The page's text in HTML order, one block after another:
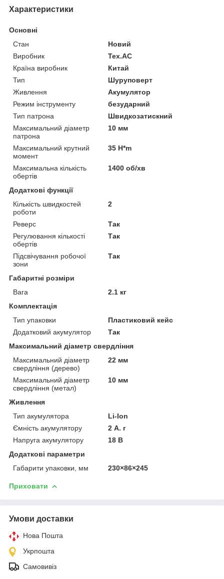
Характеристики
Основні
Стан
Новий
Виробник
Tex.AC
Країна виробник
Китай
Тип
Шуруповерт
Живлення
Акумулятор
Режим інструменту
безударний
Тип патрона
Швидкозатискний
Максимальний діаметр
патрона
10 мм
Максимальний крутний
момент
35 H*m
Максимальна кількість
обертів
1400 об/хв
Додаткові функції
Кількість швидкостей
роботи
2
Реверс
Так
Регулювання кількості
обертів
Так
Підсвічування робочої
зони
Так
Габаритні розміри
Вага
2.1 кг
Комплектація
Тип упаковки
Пластиковий кейс
Додатковий акумулятор
Так
Максимальний діаметр свердління
Максимальний діаметр
свердління (дерево)
22 мм
Максимальний діаметр
свердління (метал)
10 мм
Живлення
Тип акумулятора
Li-Ion
Ємність акумулятору
2 А. г
Напруга акумулятору
18 В
Додаткові параметри
Габарити упаковки, мм
230×86×245
Приховати
Умови доставки
Нова Пошта
Укрпошта
Самовивіз